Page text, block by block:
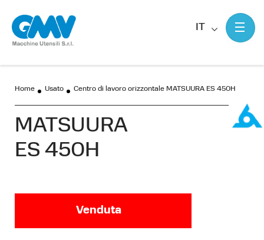
IT
Home Usato Centro di lavoro orizzontale MATSUURA ES 450H
MATSUURA
ES 450H
Venduta